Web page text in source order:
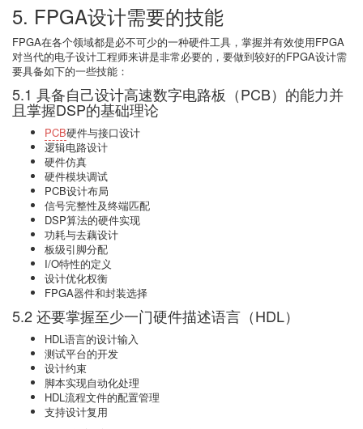
5. FPGA设计需要的技能
FPGA在各个领域都是必不可少的一种硬件工具，掌握并有效使用FPGA
对当代的电子设计工程师来讲是非常必要的，要做到较好的FPGA设计需
要具备如下的一些技能：
5.1 具备自己设计高速数字电路板（PCB）的能力并
且掌握DSP的基础理论
PCB硬件与接口设计
逻辑电路设计
硬件仿真
硬件模块调试
PCB设计布局
信号完整性及终端匹配
DSP算法的硬件实现
功耗与去藕设计
板级引脚分配
I/O特性的定义
设计优化权衡
FPGA器件和封装选择
5.2 还要掌握至少一门硬件描述语言（HDL）
HDL语言的设计输入
测试平台的开发
设计约束
脚本实现自动化处理
HDL流程文件的配置管理
支持设计复用